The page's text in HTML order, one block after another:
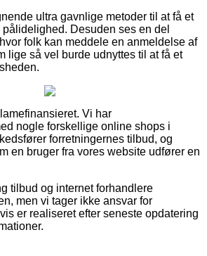
ultra gavnlige metoder til at få et
Desuden ses en del
folk kan meddele en anmeldelse af
lige så vel burde udnyttes til at få et
Vi har
nogle forskellige online shops i
forretningernes tilbud, og
en bruger fra vores website udfører en
tilbud og internet forhandlere
men vi tager ikke ansvar for
er realiseret efter seneste opdatering